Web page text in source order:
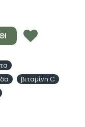
βιταμίνη C